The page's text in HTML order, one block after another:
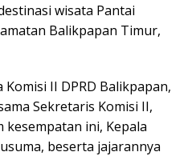
wisata Pantai
Balikpapan Timur,
II DPRD Balikpapan,
Sekretaris Komisi II,
kesempatan ini, Kepala
beserta jajarannya